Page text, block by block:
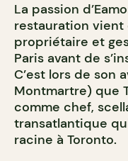
La passion
restauration vient
propriétaire et
Paris avant de
C’est lors de son
Montmartre) que
comme chef,
transatlantique
racine à Toronto.